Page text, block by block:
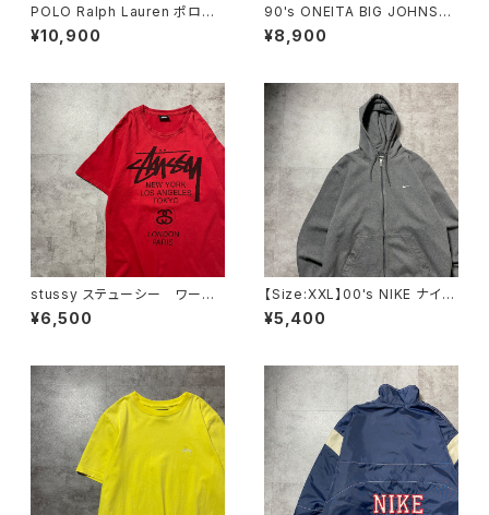
POLO Ralph Lauren ポロラ
ルフローレン ポロベア 刺繍
ワンポイント ホワイト 白 T
¥10,900
90's ONEITA BIG JOHNSO
N FINS ダイビング バックプリ
ント スラング シングルステッ
¥8,900
stussy ステューシー ワール
ドツアー×ラスタ 両面プリン
ト レッド 赤 Tシャツ
¥6,500
【Size:XXL】00's NIKE ナイ
キ スウォッシュ 刺繍ワンポイ
ント グレー フルジップ スウ
¥5,400